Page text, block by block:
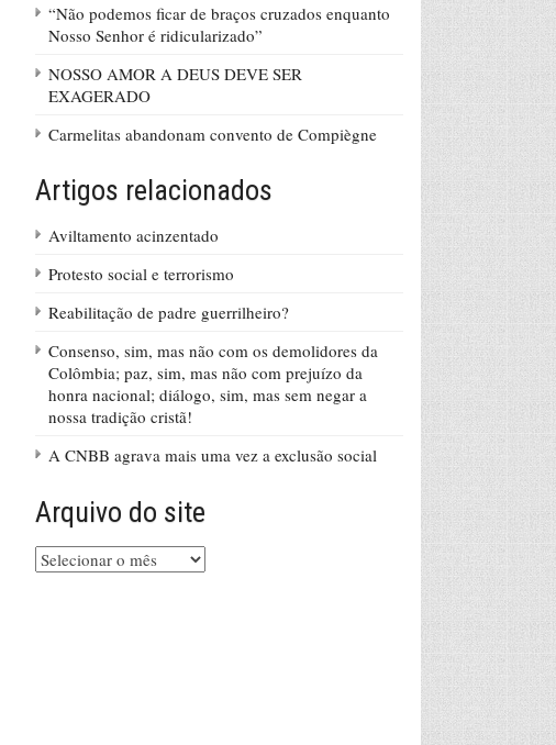
“Não podemos ficar de braços cruzados enquanto
Nosso Senhor é ridicularizado”
NOSSO AMOR A DEUS DEVE SER
EXAGERADO
Carmelitas abandonam convento de Compiègne
Artigos relacionados
Aviltamento acinzentado
Protesto social e terrorismo
Reabilitação de padre guerrilheiro?
Consenso, sim, mas não com os demolidores da
Colômbia; paz, sim, mas não com prejuízo da
honra nacional; diálogo, sim, mas sem negar a
nossa tradição cristã!
A CNBB agrava mais uma vez a exclusão social
Arquivo do site
Arquivo
do